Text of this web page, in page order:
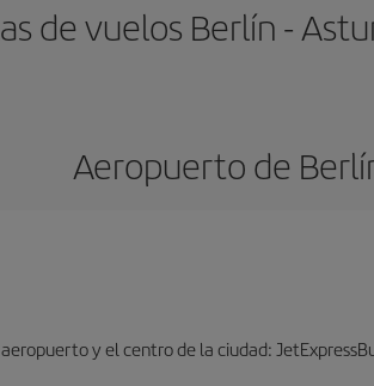
de vuelos Berlín -
Aeropuerto de
y el centro de la ciudad: